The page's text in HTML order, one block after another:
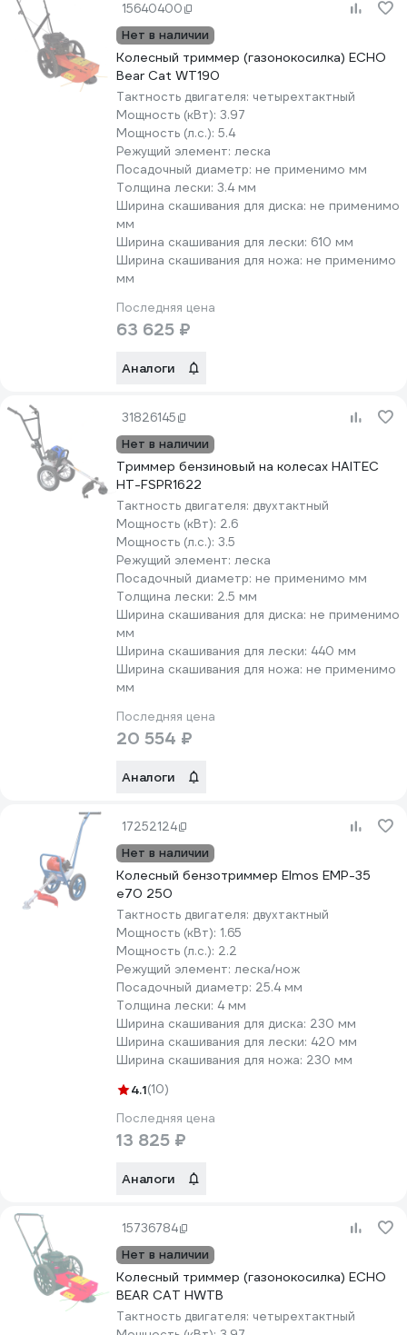
15640400
Нет в наличии
Колесный триммер (газонокосилка) ECHO
Bear Cat WT190
Тактность двигателя: четырехтактный
Мощность (кВт): 3.97
Мощность (л.с.): 5.4
Режущий элемент: леска
Посадочный диаметр: не применимо мм
Толщина лески: 3.4 мм
Ширина скашивания для диска: не применимо
мм
Ширина скашивания для лески: 610 мм
Ширина скашивания для ножа: не применимо
мм
Последняя цена
63 625 ₽
Аналоги
31826145
Нет в наличии
Триммер бензиновый на колесах HAITEC
HT-FSPR1622
Тактность двигателя: двухтактный
Мощность (кВт): 2.6
Мощность (л.с.): 3.5
Режущий элемент: леска
Посадочный диаметр: не применимо мм
Толщина лески: 2.5 мм
Ширина скашивания для диска: не применимо
мм
Ширина скашивания для лески: 440 мм
Ширина скашивания для ножа: не применимо
мм
Последняя цена
20 554 ₽
Аналоги
17252124
Нет в наличии
Колесный бензотриммер Elmos EMP-35
e70 250
Тактность двигателя: двухтактный
Мощность (кВт): 1.65
Мощность (л.с.): 2.2
Режущий элемент: леска/нож
Посадочный диаметр: 25.4 мм
Толщина лески: 4 мм
Ширина скашивания для диска: 230 мм
Ширина скашивания для лески: 420 мм
Ширина скашивания для ножа: 230 мм
4.1(10)
Последняя цена
13 825 ₽
Аналоги
15736784
Нет в наличии
Колесный триммер (газонокосилка) ECHO
BEAR CAT HWTB
Тактность двигателя: четырехтактный